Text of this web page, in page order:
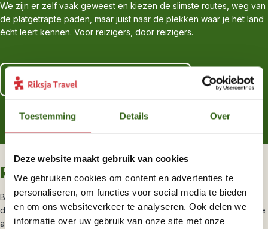
Toestemming Details Over
Deze website maakt gebruik van cookies
We gebruiken cookies om content en advertenties te
personaliseren, om functies voor social media te bieden
en om ons websiteverkeer te analyseren. Ook delen we
informatie over uw gebruik van onze site met onze
We zijn er zelf vaak geweest en kiezen de slimste routes, weg van
de platgetrapte paden, maar juist naar de plekken waar je het land
écht leert kennen. Voor reizigers, door reizigers.
Lees meer over al onze zekerheden
Riksja brengt je dichterbij
Brazilië is een enorm land wat door vele reizigers bezocht wordt,
daarom kiezen we voor kleinschalige slaapplekken en alternatieve
activiteiten. Je ziet nog steeds de highlights als het iconische